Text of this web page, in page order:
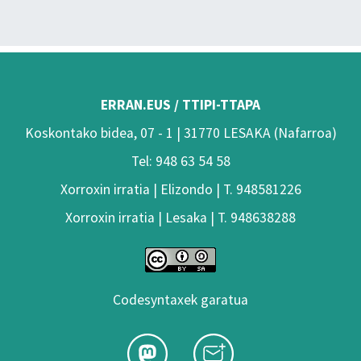
ERRAN.EUS / TTIPI-TTAPA
Koskontako bidea, 07 - 1 | 31770 LESAKA (Nafarroa)
Tel: 948 63 54 58
Xorroxin irratia | Elizondo | T. 948581226
Xorroxin irratia | Lesaka | T. 948638288
Codesyntaxek garatua